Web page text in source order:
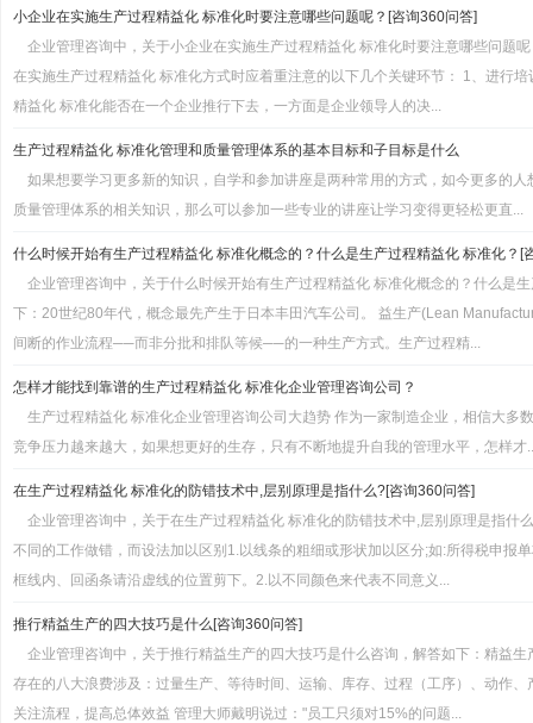
小企业在实施生产过程精益化 标准化时要注意哪些问题呢？[咨询360问答]
企业管理咨询中，关于小企业在实施生产过程精益化 标准化时要注意哪些问题
在实施生产过程精益化 标准化方式时应着重注意的以下几个关键环节： 1、进行
精益化 标准化能否在一个企业推行下去，一方面是企业领导人的决...
生产过程精益化 标准化管理和质量管理体系的基本目标和子目标是什么
如果想要学习更多新的知识，自学和参加讲座是两种常用的方式，如今更多的
质量管理体系的相关知识，那么可以参加一些专业的讲座让学习变得更轻松更直...
什么时候开始有生产过程精益化 标准化概念的？什么是生产过程精益化 标准化？[
企业管理咨询中，关于什么时候开始有生产过程精益化 标准化概念的？什么是
下：20世纪80年代，概念最先产生于日本丰田汽车公司。 益生产(Lean
间断的作业流程──而非分批和排队等候──的一种生产方式。生产过程精...
怎样才能找到靠谱的生产过程精益化 标准化企业管理咨询公司？
生产过程精益化 标准化企业管理咨询公司大趋势 作为一家制造企业，相信大多
竞争压力越来越大，如果想更好的生存，只有不断地提升自我的管理水平，怎样才
在生产过程精益化 标准化的防错技术中,层别原理是指什么?[咨询360问答]
企业管理咨询中，关于在生产过程精益化 标准化的防错技术中,层别原理是指什
不同的工作做错，而设法加以区别1.以线条的粗细或形状加以区分;如:所得税申报
框线内、回函条请沿虚线的位置剪下。2.以不同颜色来代表不同意义...
推行精益生产的四大技巧是什么[咨询360问答]
企业管理咨询中，关于推行精益生产的四大技巧是什么咨询，解答如下：精益
存在的八大浪费涉及：过量生产、等待时间、运输、库存、过程（工序）、动作
关注流程，提高总体效益 管理大师戴明说过："员工只须对15%的问题...